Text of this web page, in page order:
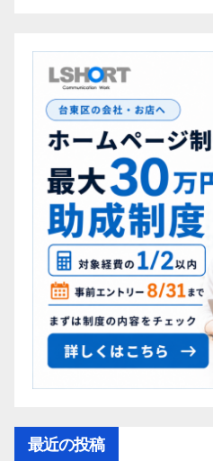
最近の投稿